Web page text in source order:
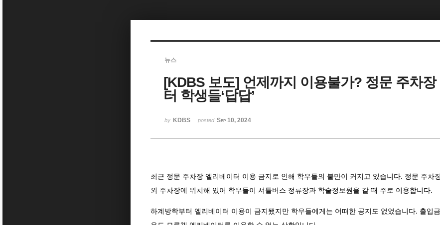
뉴스
[KDBS 보도] 언제까지 이용불가? 정문 주차장
터 학생들‘답답’
by KDBS posted Sep 10, 2024
최근 정문 주차장 엘리베이터 이용 금지로 인해 학우들의 불만이 커지고 있습니다. 정문 주차
외 주차장에 위치해 있어 학우들이 셔틀버스 정류장과 학술정보원을 갈 때 주로 이용합니다.
하계방학부터 엘리베이터 이용이 금지됐지만 학우들에게는 어떠한 공지도 없었습니다. 출입
Sketchbook5, 스케치북5
Sketchbook5, 스케치북5